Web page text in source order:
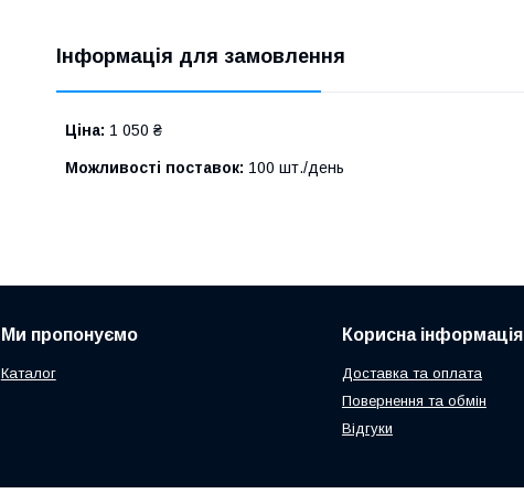
Інформація для замовлення
Ціна: 1 050 ₴
Можливості поставок: 100 шт./день
Ми пропонуємо
Каталог
Корисна інформація
Доставка та оплата
Повернення та обмін
Відгуки